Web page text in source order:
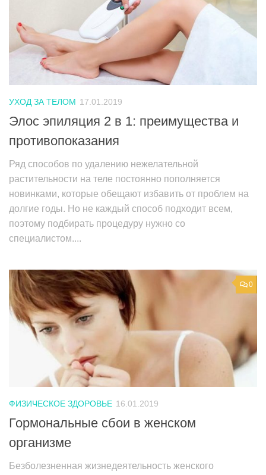
УХОД ЗА ТЕЛОМ 17.01.2019
Элос эпиляция 2 в 1: преимущества и
противопоказания
Ряд способов по удалению нежелательной
растительности на теле постоянно пополняется
новинками, которые обещают избавить от проблем на
долгие годы. Но не каждый способ подходит всем,
поэтому подбирать процедуру нужно со
специалистом....
0
ФИЗИЧЕСКОЕ ЗДОРОВЬЕ 16.01.2019
Гормональные сбои в женском
организме
Безболезненная жизнедеятельность женского